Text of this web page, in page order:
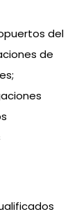
del
de